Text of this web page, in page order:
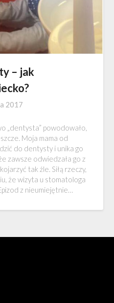
– jak
2017
„dentysta” powodowało,
Moja mama od
do dentysty i unika go
zawsze odwiedzała go z
tak źle. Siłą rzeczy,
że wizyta u stomatologa
z nieumiejętnie…